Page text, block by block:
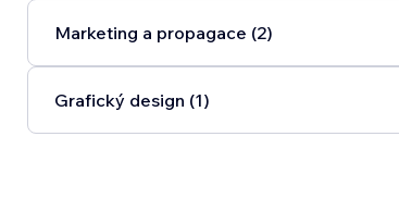
Marketing a propagace (2)
Grafický design (1)